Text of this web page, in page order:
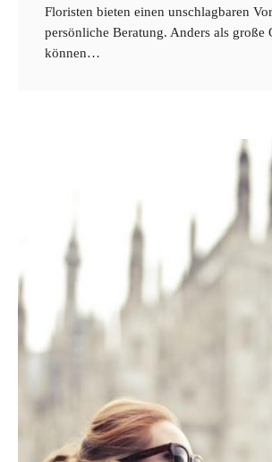
Floristen bieten einen unschlagbaren
persönliche Beratung. Anders als große
können…